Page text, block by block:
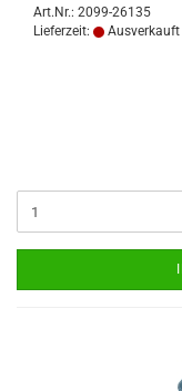
Art.Nr.: 2099-26135
Lieferzeit:
Ausverkauft